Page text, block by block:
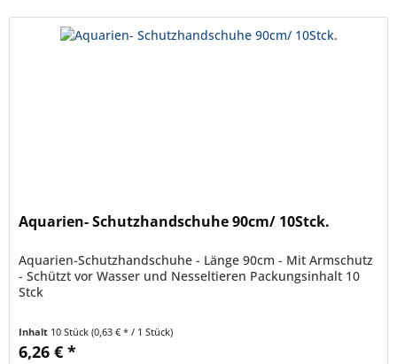
Aquarien- Schutzhandschuhe 90cm/ 10Stck.
Aquarien-Schutzhandschuhe - Länge 90cm - Mit Armschutz
- Schützt vor Wasser und Nesseltieren Packungsinhalt 10
Stck
Inhalt 10 Stück(0,63 € * / 1 Stück)
6,26 € *